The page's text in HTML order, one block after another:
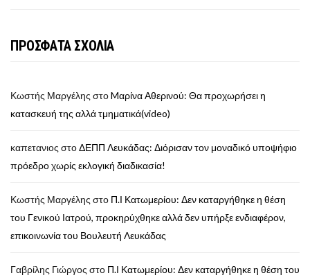
ΠΡΟΣΦΑΤΑ ΣΧΟΛΙΑ
Κωστής Μαργέλης στοMαρίνα Αθερινού: Θα προχωρήσει η
κατασκευή της αλλά τμηματικά(video)
καπετανιος στοΔΕΠΠ Λευκάδας: Διόρισαν τον μοναδικό υποψήφιο
πρόεδρο χωρίς εκλογική διαδικασία!
Κωστής Μαργέλης στο Π.Ι Κατωμερίου: Δεν καταργήθηκε η θέση
του Γενικού Ιατρού, προκηρύχθηκε αλλά δεν υπήρξε ενδιαφέρον,
επικοινωνία του Βουλευτή Λευκάδας
Γαβρίλης Γιώργος στο Π.Ι Κατωμερίου: Δεν καταργήθηκε η θέση του